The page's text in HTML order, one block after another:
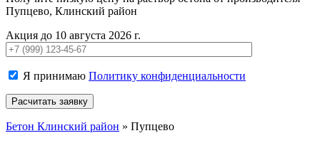
Пупцево, Клинский район
Акция до 10 августа 2026 г.
Я принимаю Политику конфиденциальности
Бетон Клинский район » Пупцево